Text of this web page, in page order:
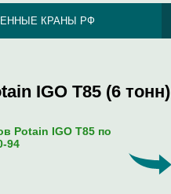
КРАНЫ РФ
IGO T85 (6 тонн)
Potain IGO T85 по
94